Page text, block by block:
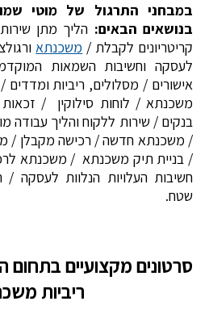
במבחני התרגול של מוטי
בנושאים הבאים: הליך מתן
קריטריונים לקבלת / משכנתא
לעסקה וחשיבות השמאות
אישורים / מסלולים, ריביות
משכנתא / לוחות סילוקין /
בנקים / שירות ללקוח והליך עבודה
/ משכנתא חדשה / רכישה מקבלן /
/ בניית תיק משכנתא / משכנתא
חשיבות העלויות הנלוות לעסקה
שטח.
סרטונים מקצועיים בתחום
ריביות